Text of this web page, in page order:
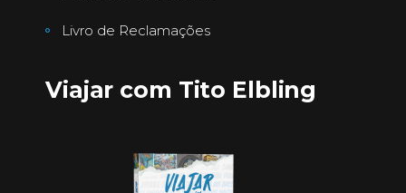
Livro de Reclamações
Viajar com Tito Elbling